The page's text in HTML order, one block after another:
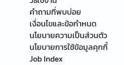
คำถามที่พบบ่อย
เงื่อนไขและข้อกำหนด
นโยบายความเป็นส่วนตัว
นโยบายการใช้ข้อมูลคุกกี้
Job Index